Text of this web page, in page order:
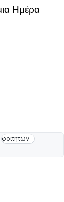
Ημέρα
φοιτητών